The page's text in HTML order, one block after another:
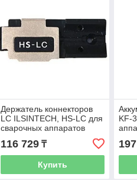
Держатель коннекторов
LC ILSINTECH, HS-LC для
сварочных аппаратов
серий Swift-S, K, KF4
116 729₸
Купить
KF-